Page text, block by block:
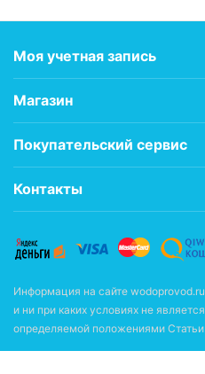
Моя учетная запись
Магазин
Покупательский сервис
Контакты
Информация на сайте
и ни при каких условиях не
определяемой положениями